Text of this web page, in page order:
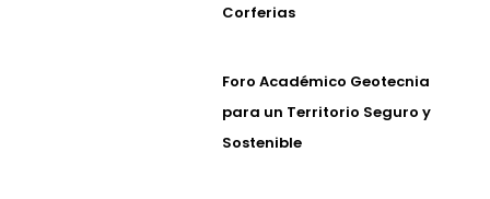
Corferias
Foro Académico Geotecnia
para un Territorio Seguro y
Sostenible